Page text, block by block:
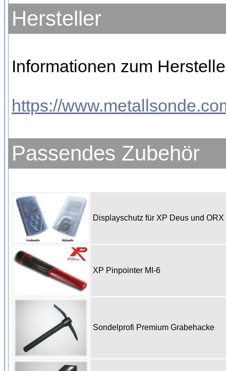
Hersteller
Informationen zum
https://
Passendes Zubehör
Displayschutz für XP Deus und
XP Pinpointer MI-6
Sondelprofi Premium Grabehacke